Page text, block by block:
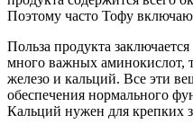
Поэтому часто Тофу
Польза продукта
много важных аминокислот,
железо и кальций. Все эти
обеспечения нормального
Кальций нужен для крепких